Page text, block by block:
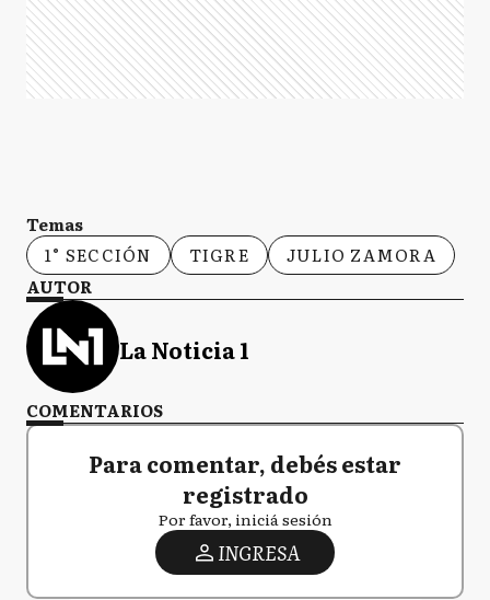
Temas
1° SECCIÓN
TIGRE
JULIO ZAMORA
AUTOR
La Noticia 1
COMENTARIOS
Para comentar, debés estar
registrado
Por favor, iniciá sesión
INGRESA